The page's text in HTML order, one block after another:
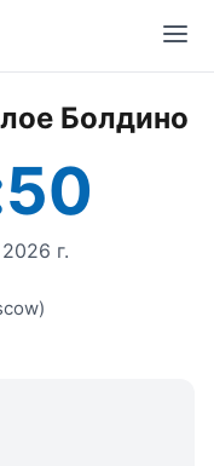
Болдино
г.